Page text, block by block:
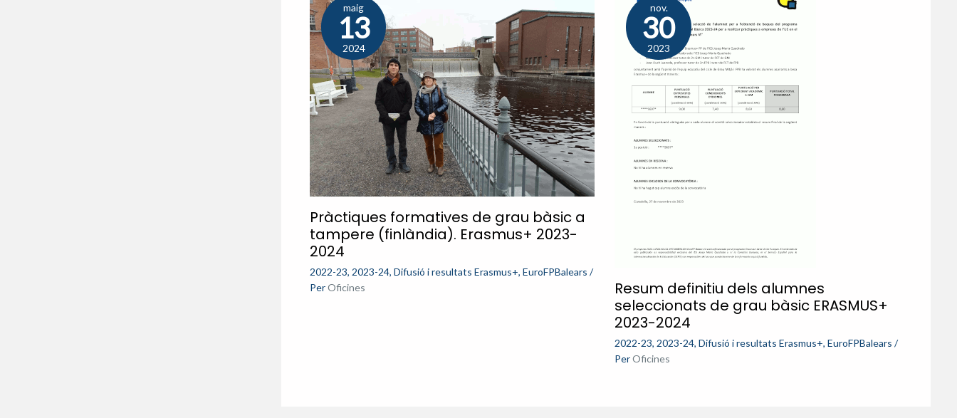
maig
13
2024
Pràctiques formatives de grau bàsic a
tampere (finlàndia). Erasmus+ 2023-
2024
2022-23, 2023-24, Difusió i resultats Erasmus+, EuroFPBalears /
PerOficines
nov.
30
2023
Resum definitiu dels alumnes
seleccionats de grau bàsic ERASMUS+
2023-2024
2022-23, 2023-24,Difusió i resultats Erasmus+,EuroFPBalears /
Per Oficines